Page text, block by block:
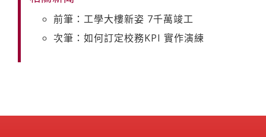
前筆：工學大樓新姿 7千萬竣工
次筆：如何訂定校務KPI 實作演練